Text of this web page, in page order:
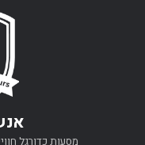
מסעות כדורגל